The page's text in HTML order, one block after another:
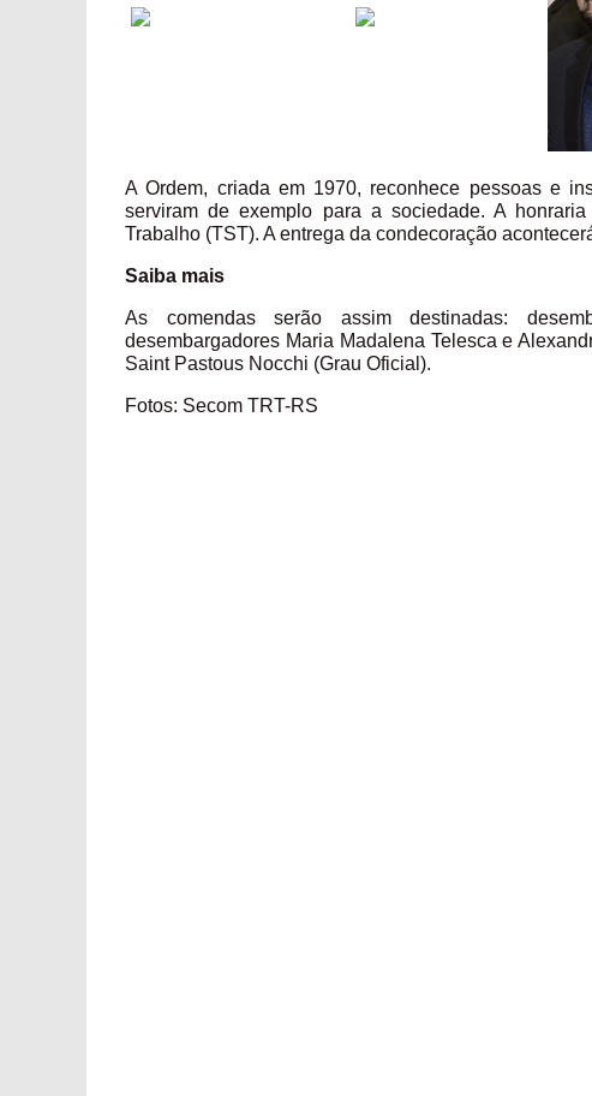
A Ordem, criada em 1970, reconhece pessoas e
serviram de exemplo para a sociedade. A
Trabalho (TST). A entrega da condecoração
Saiba mais
As comendas serão assim destinadas:
desembargadores Maria Madalena Telesca e
Saint Pastous Nocchi (Grau Oficial).
Fotos: Secom TRT-RS